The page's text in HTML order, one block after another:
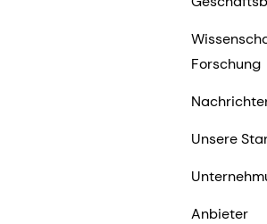
Forschung
Unsere
Anbieter